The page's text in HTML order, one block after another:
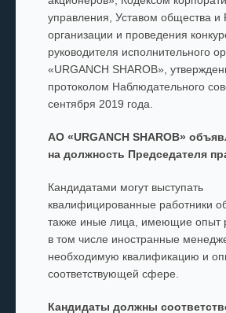
управления, Уставом общества и
организации и проведения
руководителя исполнительного
«URGANCH SHAROB»,
протоколом Наблюдательного
сентября 2019 года.
АО «URGANCH SHAROB»
на должность Председателя
Кандидатами могут выступать
квалифицированные работники
также иные лица, имеющие опыт
в том числе иностранные
необходимую квалификацию и
соответствующей сфере.
Кандидаты должны